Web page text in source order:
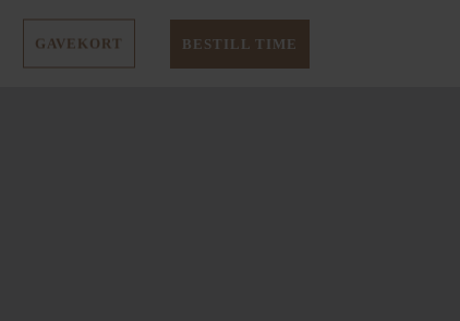
GAVEKORT BESTILL TIME